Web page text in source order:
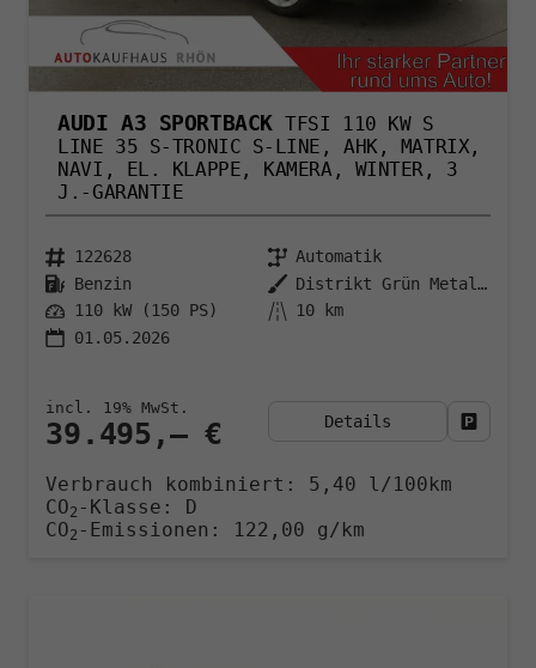
AUDI A3 SPORTBACK TFSI 110 KW S
LINE 35 S-TRONIC S-LINE, AHK, MATRIX,
NAVI, EL. KLAPPE, KAMERA, WINTER, 3
J.-GARANTIE
122628
Automatik
Benzin
Distrikt Grün Metallic
110 kW (150 PS)
10 km
01.05.2026
39.495,– €
incl. 19% MwSt.
Details
Verbrauch kombiniert: 5,40 l/100km
CO2 -Klasse:
D
CO2 -Emissionen: 122,00 g/km